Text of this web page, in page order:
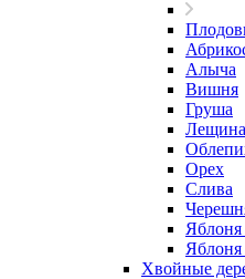
Алыча
Вишня
Груша
Орех
Слива
Яблоня
Яблоня
Хвойные